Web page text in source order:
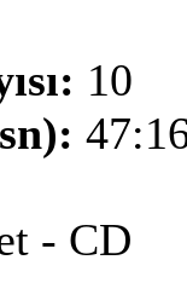
10
- CD